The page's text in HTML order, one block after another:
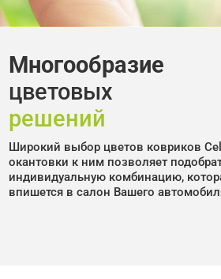
Многообразие
цветовых
решений
Широкий выбор цветов ковриков
окантовки к ним позволяет
индивидуальную комбинацию,
впишется в салон Вашего